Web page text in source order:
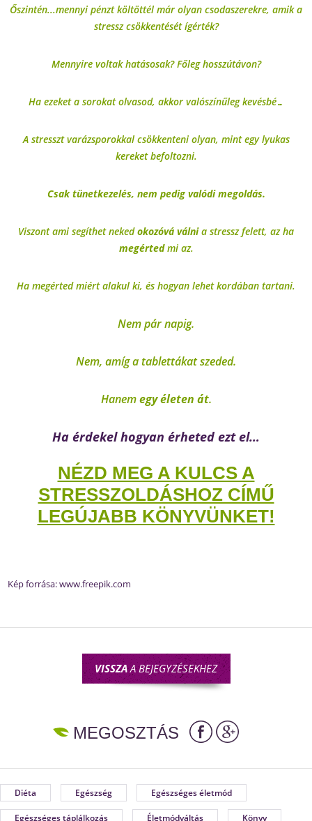
Őszintén...mennyi pénzt költöttél már olyan csodaszerekre, amik a
stressz csökkentését ígérték?
Mennyire voltak hatásosak? Főleg hosszútávon?
Ha ezeket a sorokat olvasod, akkor valószínűleg kevésbé…
A stresszt varázsporokkal csökkenteni olyan, mint egy lyukas
kereket befoltozni.
Csak tünetkezelés, nem pedig valódi megoldás.
Viszont ami segíthet nekedokozóvá válnia stressz felett, az ha
megértedmi az.
Ha megérted miért alakul ki, és hogyan lehet kordában tartani.
Nem pár napig.
Nem, amíg a tablettákat szeded.
Hanemegy életen át.
Ha érdekel hogyan érheted ezt el…
NÉZD MEG A KULCS A
STRESSZOLDÁSHOZ CÍMŰ
LEGÚJABB KÖNYVÜNKET!
Kép forrása:www.freepik.com
VISSZAA BEJEGYZÉSEKHEZ
MEGOSZTÁS
Diéta Egészség Egészséges életmód
Egészséges táplálkozás Életmódváltás Könyv